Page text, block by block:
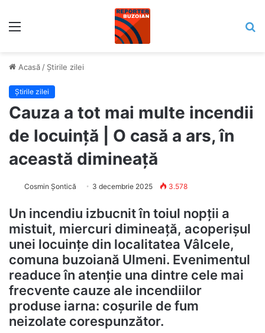
Acasă / Știrile zilei
Știrile zilei
Cauza a tot mai multe incendii
de locuință | O casă a ars, în
această dimineață
Cosmin Șontică 3 decembrie 2025 3.578
Un incendiu izbucnit în toiul nopții a
mistuit, miercuri dimineață, acoperișul
unei locuințe din localitatea Vâlcele,
comuna buzoiană Ulmeni. Evenimentul
readuce în atenție una dintre cele mai
frecvente cauze ale incendiilor
produse iarna: coșurile de fum
neizolate corespunzător.